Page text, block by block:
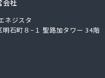
会社
ネジスタ
石町８−１ 聖路加タワー 34階